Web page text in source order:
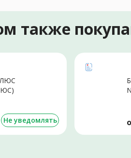
также
Не уведомлять